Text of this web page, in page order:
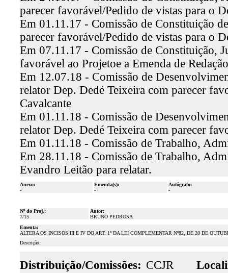
parecer favorável/Pedido de vistas para o
Em 01.11.17 - Comissão de Constituição
parecer favorável/Pedido de vistas para o
Em 07.11.17 - Comissão de Constituição,
favorável ao Projetoe a Emenda de
Em 12.07.18 - Comissão de
relator Dep. Dedé Teixeira com parecer
Cavalcante
Em 01.11.18 - Comissão de
relator Dep. Dedé Teixeira com parecer
Em 01.11.18 - Comissão de Trabalho,
Em 28.11.18 - Comissão de Trabalho,
Evandro Leitão para relatar.
Anexo:
-
Emenda(s):
-
Autógrafo:
-
Nº do Proj.:
7/15
Autor:
BRUNO PEDROSA
Ementa:
ALTERA OS INCISOS III E IV DO ART. 1º DA LEI COMPLEMENTAR Nº82, DE 20 DE
Descrição:
Distribuição/Comissões: CCJR